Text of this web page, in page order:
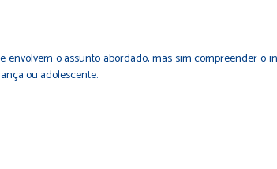
o assunto abordado, mas sim compreender o
ou adolescente.